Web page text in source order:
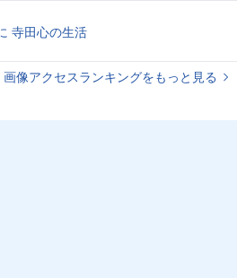
寺田心の生活
画像アクセスランキングをもっと見る